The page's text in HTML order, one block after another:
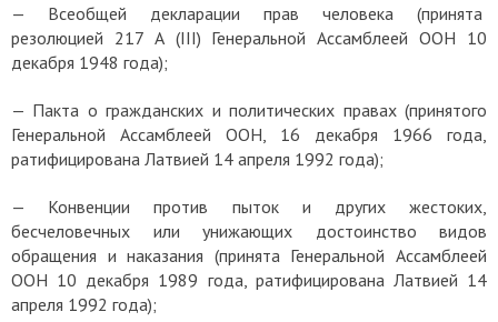
— Всеобщей декларации прав человека (принята
резолюцией 217 А (III) Генеральной Ассамблеей ООН 10
декабря 1948 года);
— Пакта о гражданских и политических правах(принятого
Генеральной Ассамблеей ООН, 16 декабря 1966 года,
ратифицирована Латвией 14 апреля 1992 года);
—
Конвенции против пыток и других жестоких,
бесчеловечных или унижающих достоинство видов
обращения и наказания (принята Генеральной Ассамблеей
ООН 10 декабря 1989 года, ратифицирована Латвией 14
апреля 1992 года);